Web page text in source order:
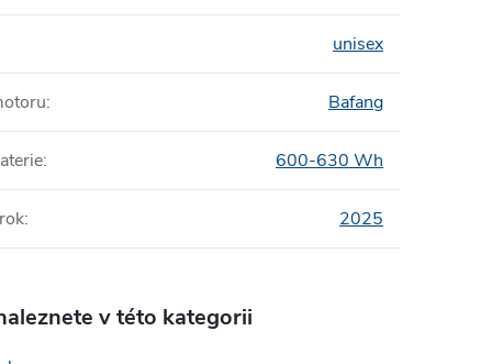
unisex
: Bafang
: 600-630 Wh
: 2025
v této kategorii